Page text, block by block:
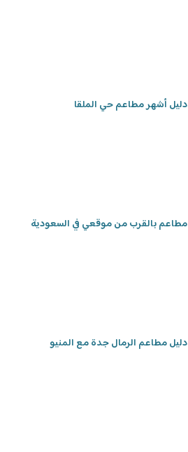
دليل أشهر مطاعم حي الملقا
مطاعم بالقرب من موقعي في السعودية
دليل مطاعم الرمال جدة مع المنيو